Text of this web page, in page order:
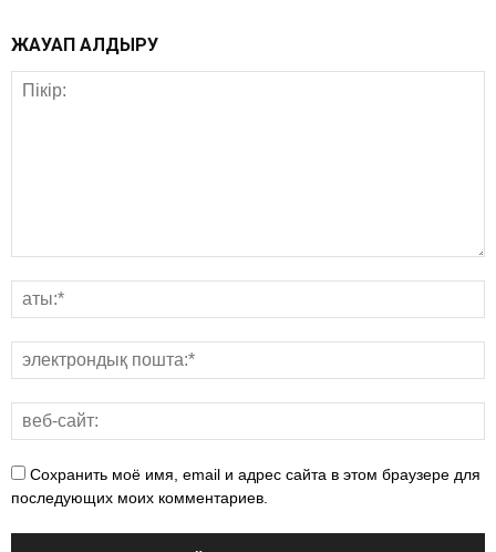
ЖАУАП ҚАЛДЫРУ
Сохранить моё имя, email и адрес сайта в этом браузере для
последующих моих комментариев.